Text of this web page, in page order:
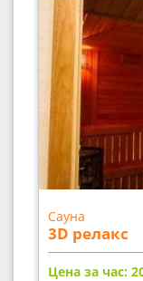
Сауна
3D релакс
Цена за час: